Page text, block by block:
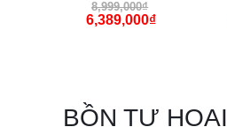
8,999,000₫
6,389,000₫
BỒN TỰ HOẠI